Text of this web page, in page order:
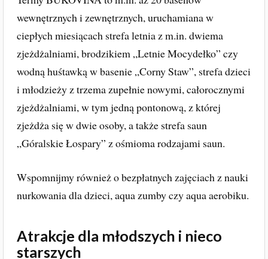
wewnętrznych i zewnętrznych, uruchamiana w
ciepłych miesiącach strefa letnia z m.in. dwiema
zjeżdżalniami, brodzikiem „Letnie Mocydełko” czy
wodną huśtawką w basenie „Corny Staw”, strefa dzieci
i młodzieży z trzema zupełnie nowymi, całorocznymi
zjeżdżalniami, w tym jedną pontonową, z której
zjeżdża się w dwie osoby, a także strefa saun
„Góralskie Łospary” z ośmioma rodzajami saun.
Wspomnijmy również o bezpłatnych zajęciach z nauki
nurkowania dla dzieci, aqua zumby czy aqua aerobiku.
Atrakcje dla młodszych i nieco
starszych